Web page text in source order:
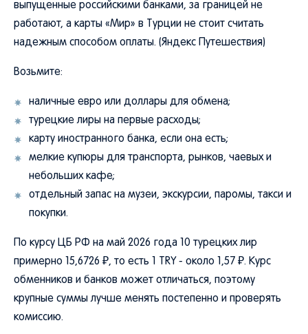
выпущенные российскими банками, за границей не
работают, а карты «Мир» в Турции не стоит считать
надежным способом оплаты. (Яндекс Путешествия)
Возьмите:
наличные евро или доллары для обмена;
турецкие лиры на первые расходы;
карту иностранного банка, если она есть;
мелкие купюры для транспорта, рынков, чаевых и
небольших кафе;
отдельный запас на музеи, экскурсии, паромы, такси и
покупки.
По курсу ЦБ РФ на май 2026 года 10 турецких лир
примерно 15,6726 ₽, то есть 1 TRY - около 1,57 ₽. Курс
обменников и банков может отличаться, поэтому
крупные суммы лучше менять постепенно и проверять
комиссию.